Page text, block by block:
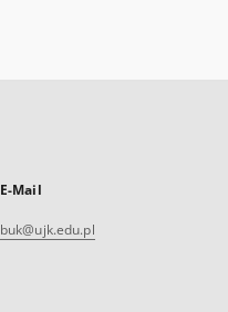
E-Mail
buk@ujk.edu.pl